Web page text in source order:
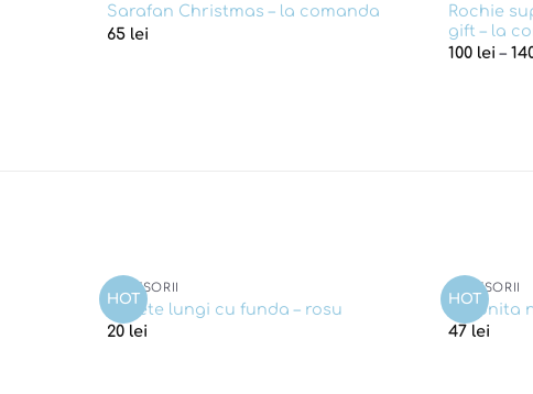
Sarafan Christmas – la comanda
65 lei
Rochie
gift – la
100 lei –
HOT
ACCESORII
Sosete lungi cu funda – rosu
20 lei
HOT
ACCESORII
Coronita
47 lei